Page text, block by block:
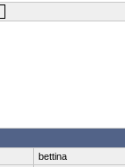
bettina